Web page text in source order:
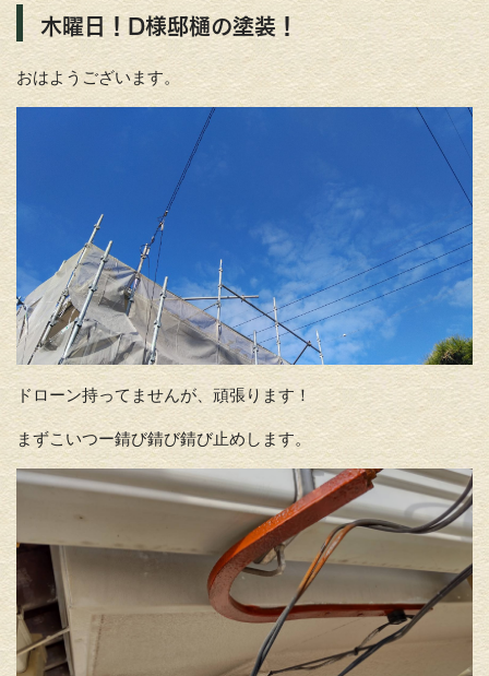
木曜日！D様邸樋の塗装！
おはようございます。
ドローン持ってませんが、頑張ります！
まずこいつー錆び錆び錆び止めします。